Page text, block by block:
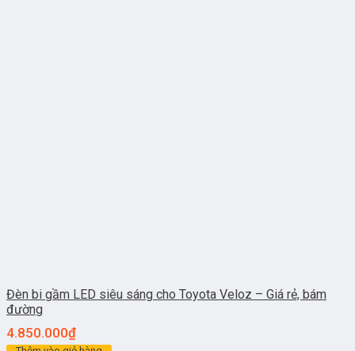
Đèn bi gầm LED siêu sáng cho Toyota Veloz – Giá rẻ, bám
đường
4.850.000₫